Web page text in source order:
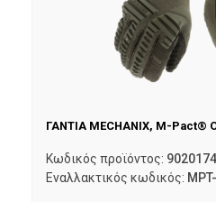
ΓΑΝΤΙΑ MECHANIX, M-Pact®
Κωδικός προϊόντος:
Εναλλακτικός κωδικός: